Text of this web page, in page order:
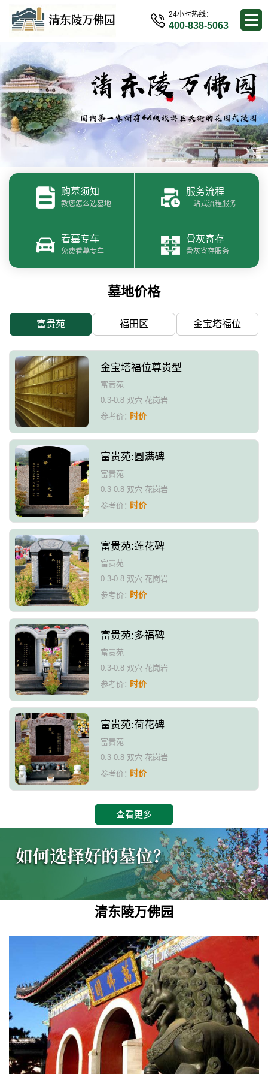
24小时热线：
400-838-5063
购墓须知
教您怎么选墓地
服务流程
一站式流程服务
看墓专车
免费看墓专车
骨灰寄存
骨灰寄存服务
墓地价格
富贵苑 福田区 金宝塔福位
金宝塔福位尊贵型
富贵苑
0.3-0.8 双穴 花岗岩
参考价：时价
富贵苑:圆满碑
富贵苑
0.3-0.8 双穴 花岗岩
参考价：时价
富贵苑:莲花碑
富贵苑
0.3-0.8 双穴 花岗岩
参考价：时价
富贵苑:多福碑
富贵苑
0.3-0.8 双穴 花岗岩
参考价：时价
富贵苑:荷花碑
富贵苑
0.3-0.8 双穴 花岗岩
参考价：时价
查看更多
清东陵万佛园